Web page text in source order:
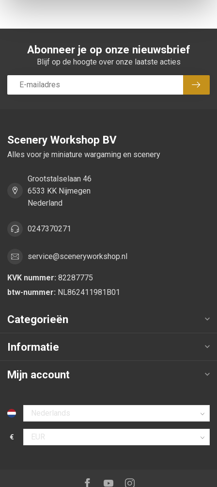
Abonneer je op onze nieuwsbrief
Blijf op de hoogte over onze laatste acties
Scenery Workshop BV
Alles voor je miniature wargaming en scenery
Grootstalselaan 46
6533 KK Nijmegen
Nederland
0247370271
service@sceneryworkshop.nl
KVK nummer: 82287775
btw-nummer: NL862411981B01
Categorieën
Informatie
Mijn account
Selecteer taal
€
Selecteer valuta
Volg ons op:Facebook
YoutubeInstagram